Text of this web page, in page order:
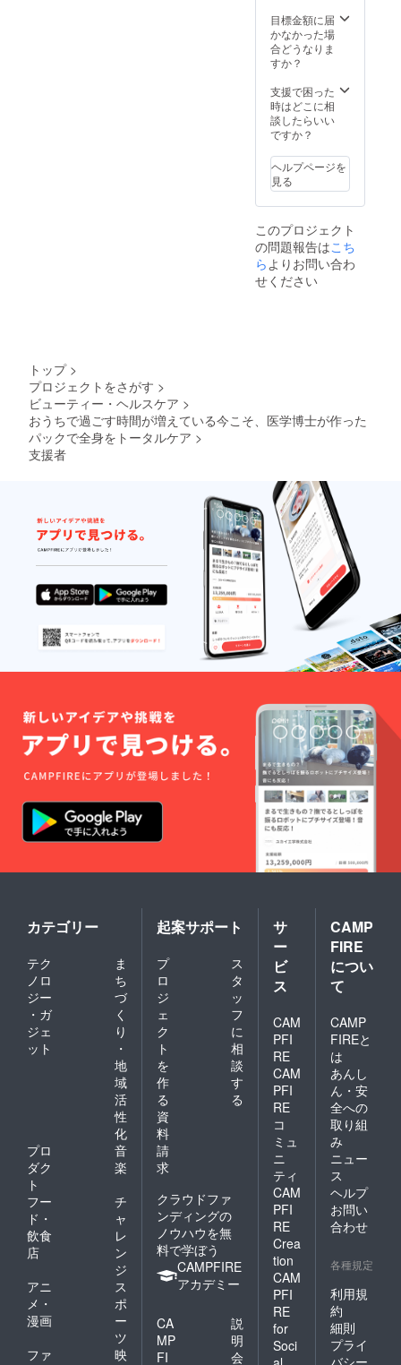
増量
★】内
容量：
フェイ
(各々
27ml)、
デコル
テ＆背
(95ml)
、腕・
ひじ用2
枚
、脚・
ひざ用2
枚
(80ml)
（たっ
ブドフ
ラワー
ザーブ
ドフラ
ワーに
なって
いま
す。通
常は１
年ほど
保存で
きま
す。良
好な環
境下の
場合、
上持つ
と言わ
れてい
ます。
目標金額に届
かなかった場
合どうなりま
すか？
支援で困った
時はどこに相
談したらいい
ですか？
ヘルプページを
見る
このプロジェクト
の問題報告はこち
らよりお問い合わ
せください
トップ >
プロジェクトをさがす >
ビューティー・ヘルスケア >
おうちで過ごす時間が増えている今こそ、医学博士が作った
パックで全身をトータルケア >
支援者
カテゴリー
テク
ノロ
ジー
・ガ
ジェ
ット
ま
ち
づ
く
り
・
地
域
活
性
化
プロ
ダク
ト
音
楽
フー
ド・
飲食
店
チ
ャ
レ
ン
ジ
アニ
メ・
漫画
ス
ポ
ー
ツ
ファ
映
起案サポート
プ
ロ
ジ
ェ
ク
ト
を
作
る
ス
タ
ッ
フ
に
相
談
す
る
資
料
請
求
クラウドファ
ンディングの
ノウハウを無
料で学ぼう
CAMPFIRE
アカデミー
CA
MP
FI
説
明
会
サ
ー
ビ
ス
CAM
PFI
RE
CAM
PFI
RE
コ
ミュ
ニ
ティ
CAM
PFI
RE
Crea
tion
CAM
PFI
RE
for
Soci
CAMP
FIRE
につい
て
CAMP
FIREと
は
あんし
ん・安
全への
取り組
み
ニュー
ス
ヘルプ
お問い
合わせ
各種規定
利用規
約
細則
プライ